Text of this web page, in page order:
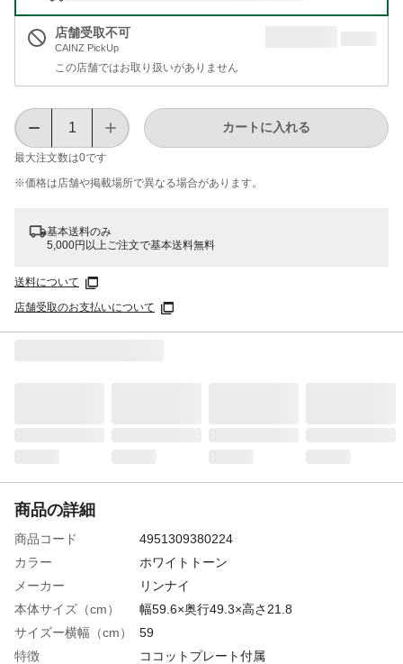
店舗受取不可
CAINZ PickUp
この店舗ではお取り扱いがありません
最大注文数は0です
カートに入れる
※価格は​店舗や​掲載場所で​異なる​場合が​あります。
基本送料のみ
5,000円以上ご注文で基本送料無料
送料について
店舗受取のお支払いについて
商品の詳細
商品コード
4951309380224
カラー
ホワイトトーン
メーカー
リンナイ
本体サイズ（cm）
幅59.6×奥行49.3×高さ21.8
サイズー横幅（cm）
59
特徴
ココットプレート付属